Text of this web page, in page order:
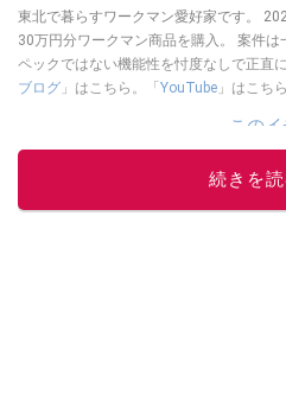
東北で暮らすワークマン愛好家です。
30万円分ワークマン商品を購入。 案件
ペックではない機能性を忖度なしで正直
ブログ 」はこちら。「YouTube 」はこちら
この
続きを読